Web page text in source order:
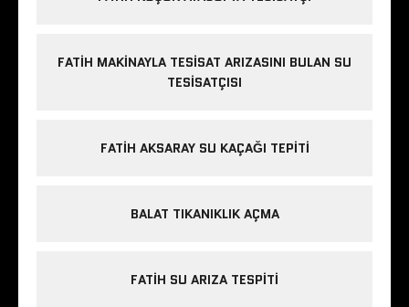
FATIH MAKINAYLA TESISAT ARIZASINI BULAN SU
TESISATÇISI
FATIH AKSARAY SU KAÇAĞI TEPITI
BALAT TIKANIKLIK AÇMA
FATIH SU ARIZA TESPITI